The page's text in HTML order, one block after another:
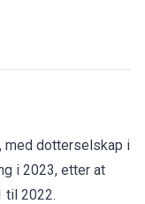
med dotterselskap i
i 2023, etter at
til 2022.